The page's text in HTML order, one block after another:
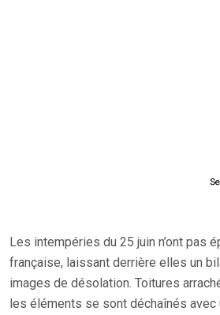
Les intempéries du 25 juin n’ont pas
française, laissant derrière elles un
images de désolation. Toitures
les éléments se sont déchaînés avec